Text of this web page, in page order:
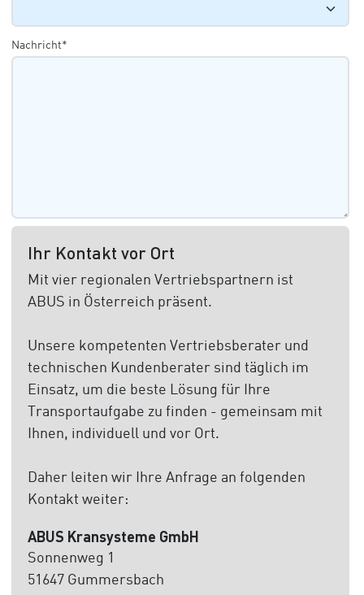
Nachricht*
Ihr Kontakt vor Ort
Mit vier regionalen Vertriebspartnern ist
ABUS in Österreich präsent.
Unsere kompetenten Vertriebsberater und
technischen Kundenberater sind täglich im
Einsatz, um die beste Lösung für Ihre
Transportaufgabe zu finden - gemeinsam mit
Ihnen, individuell und vor Ort.
Daher leiten wir Ihre Anfrage an folgenden
Kontakt weiter:
ABUS Kransysteme GmbH
Sonnenweg 1
51647 Gummersbach